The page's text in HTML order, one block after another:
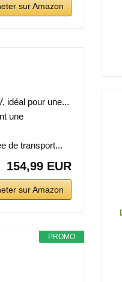
sur Amazon
idéal pour une...
une
de transport...
154,99 EUR
sur Amazon
PROMO